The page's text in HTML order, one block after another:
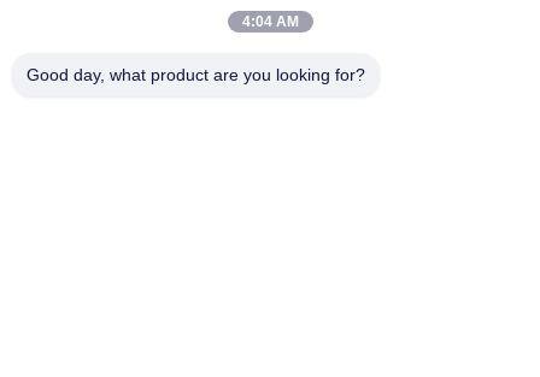
4:04 AM
Good day, what product are you looking for?